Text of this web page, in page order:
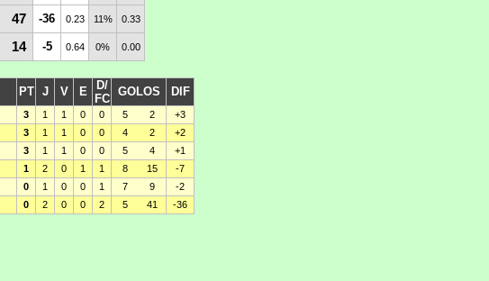
47 -36 0.23 11% 0.33
14 -5 0.64 0% 0.00
PT J V E
D/
FC
GOLOS DIF
3 1 1 0 0 5 2
+3
3 1 1 0 0 4 2
+2
3 1 1 0 0 5 4
+1
1 2 0 1 1 8 15
-7
0 1 0 0 1 7 9
-2
0 2 0 0 2 5 41 -36